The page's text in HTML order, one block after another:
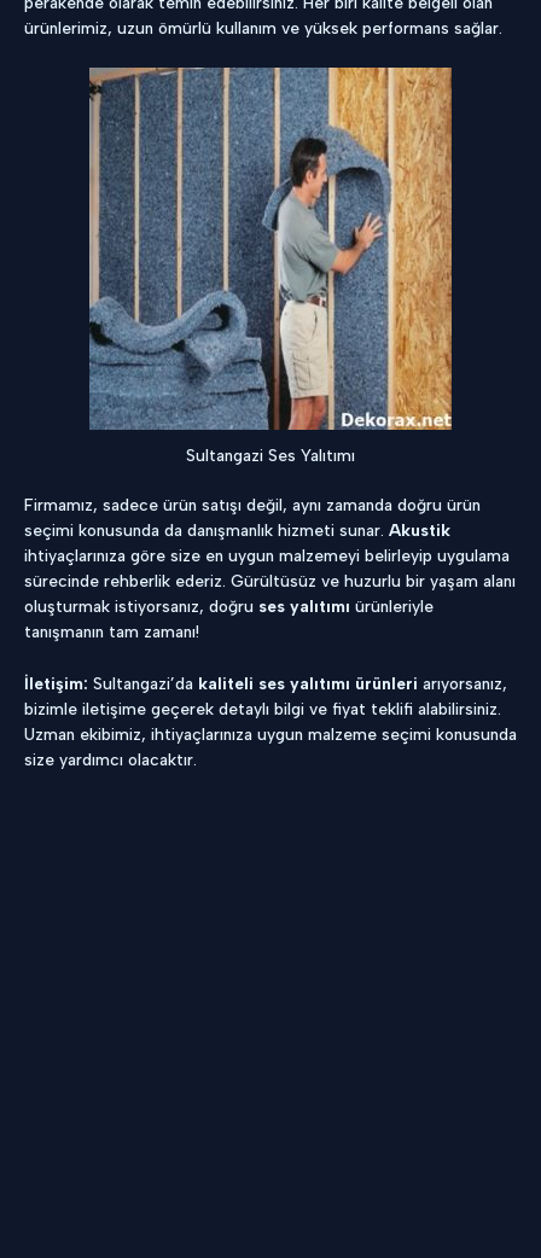
ürünlerimiz, uzun ömürlü kullanım ve yüksek performans sağlar.
Sultangazi Ses Yalıtımı
Firmamız, sadece ürün satışı değil, aynı zamanda doğru ürün
seçimi konusunda da danışmanlık hizmeti sunar. Akustik
ihtiyaçlarınıza göre size en uygun malzemeyi belirleyip uygulama
sürecinde rehberlik ederiz. Gürültüsüz ve huzurlu bir yaşam alanı
oluşturmak istiyorsanız, doğru ses yalıtımı ürünleriyle
tanışmanın tam zamanı!
İletişim: Sultangazi’da kaliteli ses yalıtımı ürünleri arıyorsanız,
bizimle iletişime geçerek detaylı bilgi ve fiyat teklifi alabilirsiniz.
Uzman ekibimiz, ihtiyaçlarınıza uygun malzeme seçimi konusunda
size yardımcı olacaktır.